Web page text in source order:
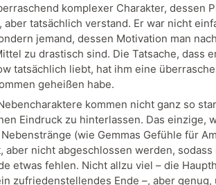
komplexer Charakter, dessen
tatsächlich verstand. Er war nicht
jemand, dessen Motivation man
zu drastisch sind. Die Tatsache, dass
tatsächlich liebt, hat ihm eine
geheißen habe.
kommen nicht ganz so
Eindruck zu hinterlassen. Das einzige,
(wie Gemmas Gefühle für
aber nicht abgeschlossen werden, sodass
etwas fehlen. Nicht allzu viel – die
zufriedenstellendes Ende –, aber